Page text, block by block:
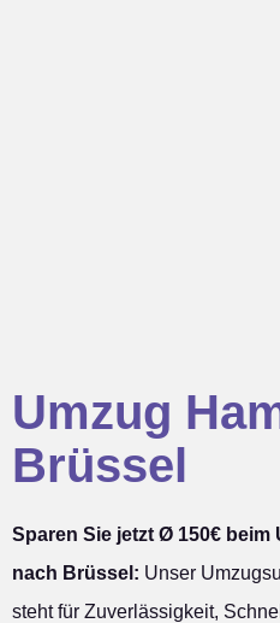
Umzug
Brüssel
Sparen Sie jetzt Ø 150€ beim
nach Brüssel: Unser
steht für Zuverlässigkeit,